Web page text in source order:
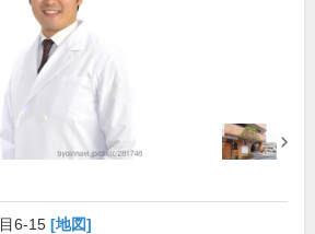
6-15 [地図]